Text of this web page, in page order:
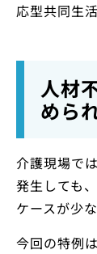
応型共同生
人材
めら
介護現場で
発生しても
ケースが少
今回の特例